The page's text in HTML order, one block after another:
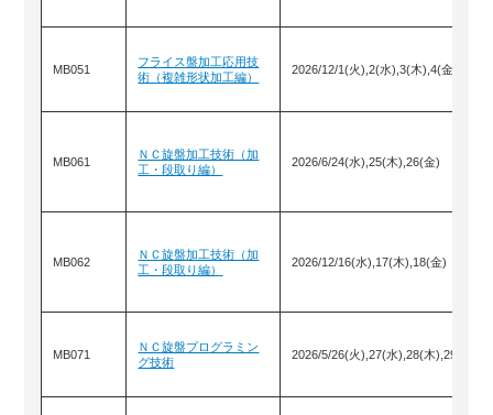
MB051
フライス盤加工応用技
術（複雑形状加工編）
2026/12/1(火),2(水),3(木),4(金)
MB061
ＮＣ旋盤加工技術（加
工・段取り編）
2026/6/24(水),25(木),26(金)
MB062
ＮＣ旋盤加工技術（加
工・段取り編）
2026/12/16(水),17(木),18(金)
MB071
ＮＣ旋盤プログラミン
グ技術
2026/5/26(火),27(水),28(木),29(金)